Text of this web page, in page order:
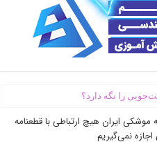
را نگه دارد؟
موشکی ایران هیچ ارتباطی با قطعنامه